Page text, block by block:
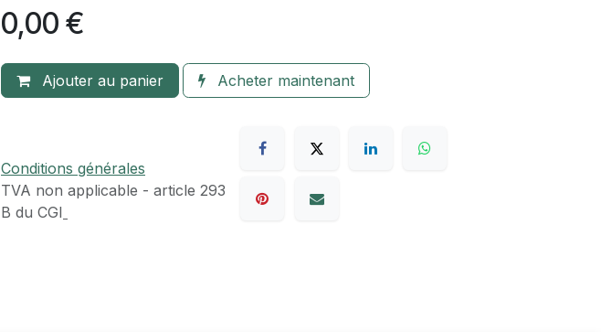
0,00 €
Ajouter au panier Acheter maintenant
Conditions générales
TVA​ non applicable - article 293
B du CGI